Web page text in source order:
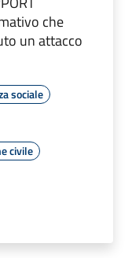
che
un attacco
sociale
civile